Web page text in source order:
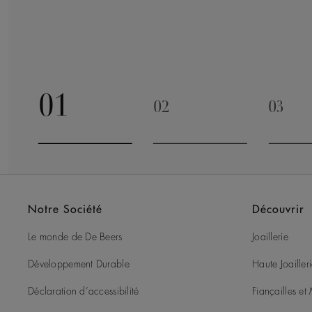
01
Go to slide 1
02 03
Notre Société
Le monde de De Beers
Développement Durable
Déclaration d’accessibilité
Découvrir
Joaillerie
Haute
Fiançailles et